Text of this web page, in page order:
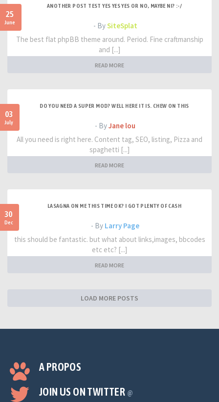
25
June
ANOTHER POST TEST YES YES YES OR NO, MAYBE NI? :-/
- BySiteSplat
The best flat phpBB theme around. Period. Fine craftmanship
and [...]
READ MORE
03
July
DO YOU NEED A SUPER MOD? WELL HERE IT IS. CHEW ON THIS
- ByJane lou
All you need is right here. Content tag, SEO, listing, Pizza and
spaghetti [...]
READ MORE
30
Dec
LASAGNA ON ME THIS TIME OK? I GOT PLENTY OF CASH
- By Larry Page
this should be fantastic. but what about links,images, bbcodes
etc etc? [...]
READ MORE
LOAD MORE POSTS
A PROPOS
JOIN US ON TWITTER @